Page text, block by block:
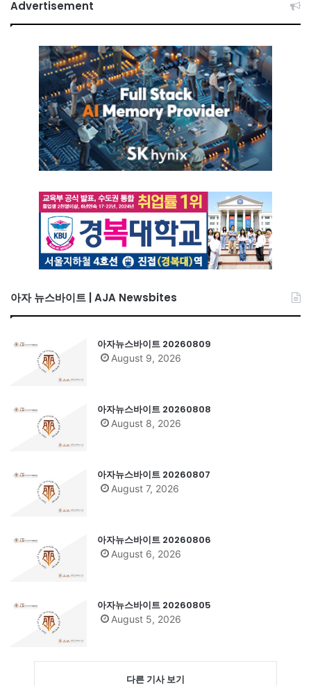
Advertisement
아자 뉴스바이트 | AJA Newsbites
아자뉴스바이트 20260809
August 9, 2026
아자뉴스바이트 20260808
August 8, 2026
아자뉴스바이트 20260807
August 7, 2026
아자뉴스바이트 20260806
August 6, 2026
아자뉴스바이트 20260805
August 5, 2026
다른 기사 보기